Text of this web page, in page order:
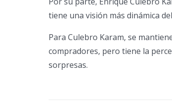
tiene una visión más dinámica
Para Culebro Karam, se
compradores, pero tiene la
sorpresas.